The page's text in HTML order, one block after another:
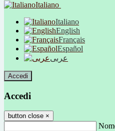
Italiano
Italiano
English
Français
Español
عربى
Accedi
Accedi
button close ×